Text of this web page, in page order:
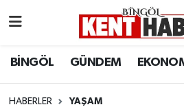
BİNGÖL GÜNDEM
HABERLER YAŞAM
BİLİM-TEKNOLOJİ
Bingöl Hava Durumu